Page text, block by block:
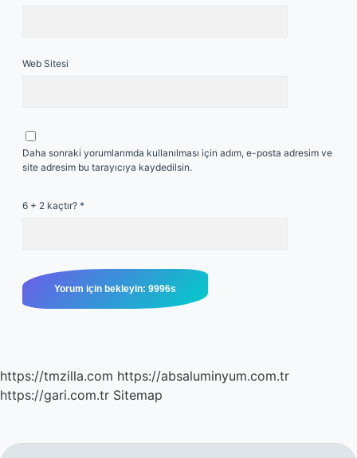
Web Sitesi
Daha sonraki yorumlarımda kullanılması için adım, e-posta adresim ve
site adresim bu tarayıcıya kaydedilsin.
6 + 2 kaçtır? *
https://tmzilla.com https://absaluminyum.com.tr
https://gari.com.tr Sitemap